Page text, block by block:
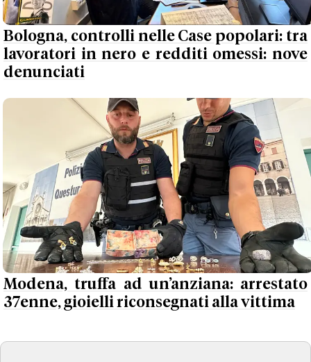
Bologna, controlli nelle Case popolari: tra
lavoratori in nero e redditi omessi: nove
denunciati
Modena, truffa ad un’anziana: arrestato
37enne, gioielli riconsegnati alla vittima